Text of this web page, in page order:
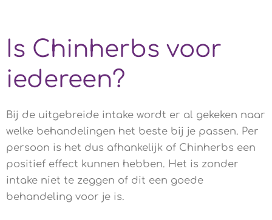
Is Chinherbs voor
iedereen?
Bij de uitgebreide intake wordt er al gekeken naar
welke behandelingen het beste bij je passen. Per
persoon is het dus afhankelijk of Chinherbs een
positief effect kunnen hebben. Het is zonder
intake niet te zeggen of dit een goede
behandeling voor je is.